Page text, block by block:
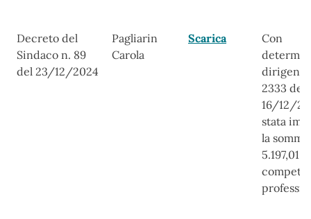
Decreto del
Sindaco n. 89
del 23/12/2024
Pagliarin
Carola
Scarica
Con
2333 del
16/12/
stata
la
5.197,01